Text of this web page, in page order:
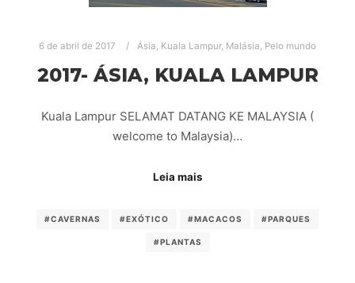
6 de abril de 2017 Ásia, Kuala Lampur, Malásia, Pelo mundo
2017- ÁSIA, KUALA LAMPUR
Kuala Lampur SELAMAT DATANG KE MALAYSIA (
welcome to Malaysia)…
Leia mais
#CAVERNAS #EXÓTICO #MACACOS #PARQUES
#PLANTAS